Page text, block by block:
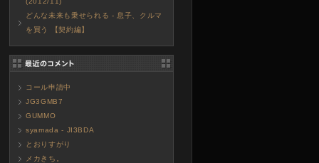
どんな未来も乗せられる - 息子、クルマ
を買う 【契約編】
コール申請中
JG3GMB7
GUMMO
syamada - JI3BDA
とおりすがり
メカきち。